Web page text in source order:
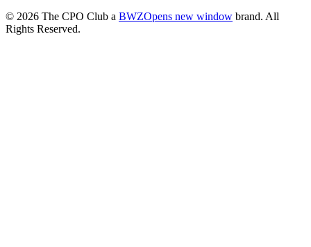
© 2026 The CPO Club a BWZOpens new window brand. All
Rights Reserved.